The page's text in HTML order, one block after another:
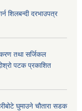
शिलबन्दी दरभाउपत्र
तथा सर्जिकल
पटक प्रकाशित
घुमाउने चौतारा सडक